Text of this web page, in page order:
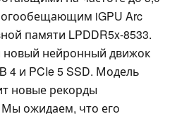
iGPU Arc
памяти LPDDR5x-8533.
новый нейронный движок
4 и PCIe 5 SSD. Модель
новые рекорды
ожидаем, что его